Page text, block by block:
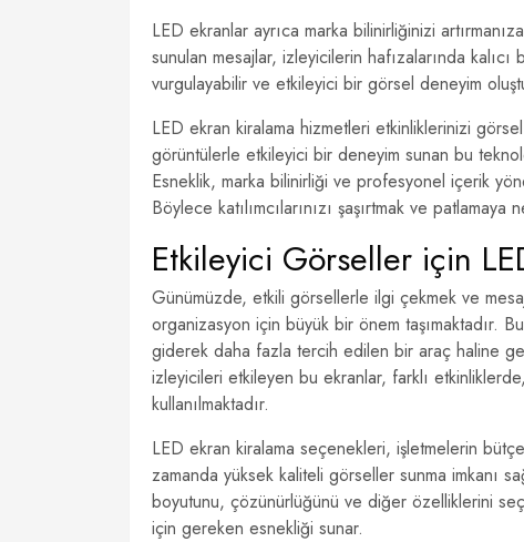
LED ekranlar ayrıca marka bilinirliğinizi
sunulan mesajlar, izleyicilerin hafızalarında
vurgulayabilir ve etkileyici bir görsel deneyim
LED ekran kiralama hizmetleri etkinliklerinizi
görüntülerle etkileyici bir deneyim sunan bu
Esneklik, marka bilinirliği ve profesyonel içerik
Böylece katılımcılarınızı şaşırtmak ve
Etkileyici Görseller için
Günümüzde, etkili görsellerle ilgi çekmek ve
organizasyon için büyük bir önem taşımaktadır.
giderek daha fazla tercih edilen bir araç haline
izleyicileri etkileyen bu ekranlar, farklı
kullanılmaktadır.
LED ekran kiralama seçenekleri, işletmelerin
zamanda yüksek kaliteli görseller sunma imkanı
boyutunu, çözünürlüğünü ve diğer özelliklerini
için gereken esnekliği sunar.